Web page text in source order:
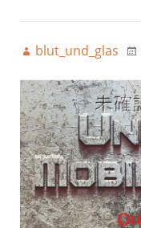
blut_und_glas